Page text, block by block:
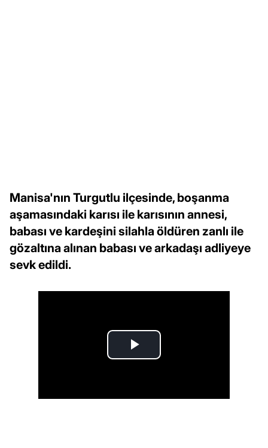
Manisa'nın Turgutlu ilçesinde, boşanma
aşamasındaki karısı ile karısının annesi,
babası ve kardeşini silahla öldüren zanlı ile
gözaltına alınan babası ve arkadaşı adliyeye
sevk edildi.